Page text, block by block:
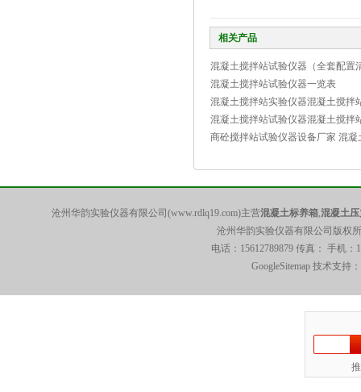
相关产品
混凝土搅拌站试验仪器（全套配置
混凝土搅拌站试验仪器一览表
混凝土搅拌站实验仪器混凝土搅拌
混凝土搅拌站试验仪器混凝土搅拌
商砼搅拌站试验仪器设备厂家 混
沧州华韵实验仪器有限公司(www.rdlq19.com)主营混凝土标养箱,混凝土
沧州华韵实验仪器有限公司版权
电话：15612789879 传真： 手机
GoogleSitemap技术支持